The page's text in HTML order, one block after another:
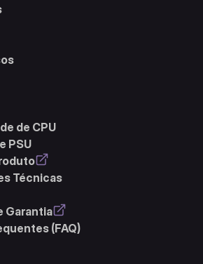
de CPU
PSU
Técnicas
Garantia
(FAQ)